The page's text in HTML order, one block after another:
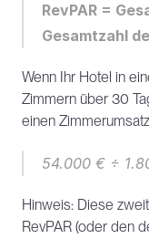
RevPAR =
Gesamtzahl
Wenn Ihr Hotel in
Zimmern über 30
einen
54.000 € ÷
Hinweis: Diese
RevPAR (oder den